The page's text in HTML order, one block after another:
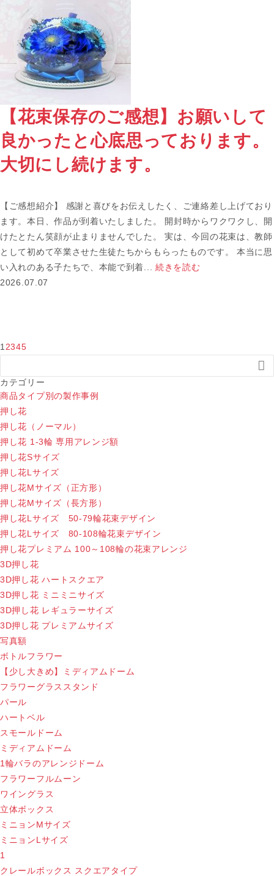
【花束保存のご感想】お願いして
良かったと心底思っております。
大切にし続けます。
【ご感想紹介】 感謝と喜びをお伝えしたく、ご連絡差し上げており
ます。本日、作品が到着いたしました。 開封時からワクワクし、開
けたとたん笑顔が止まりませんでした。 実は、今回の花束は、教師
として初めて卒業させた生徒たちからもらったものです。 本当に思
い入れのある子たちで、本能で到着... 続きを読む
2026.07.07
1 2345

カテゴリー
商品タイプ別の製作事例
押し花
押し花（ノーマル）
押し花 1-3輪 専用アレンジ額
押し花Sサイズ
押し花Lサイズ
押し花Mサイズ（正方形）
押し花Mサイズ（長方形）
押し花Lサイズ 50-79輪花束デザイン
押し花Lサイズ 80-108輪花束デザイン
押し花プレミアム 100～108輪の花束アレンジ
3D押し花
3D押し花 ハートスクエア
3D押し花 ミニミニサイズ
3D押し花 レギュラーサイズ
3D押し花 プレミアムサイズ
写真額
ボトルフラワー
【少し大きめ】ミディアムドーム
フラワーグラススタンド
パール
ハートベル
スモールドーム
ミディアムドーム
1輪バラのアレンジドーム
フラワーフルムーン
ワイングラス
立体ボックス
ミニョンMサイズ
ミニョンLサイズ
1
クレールボックス スクエアタイプ